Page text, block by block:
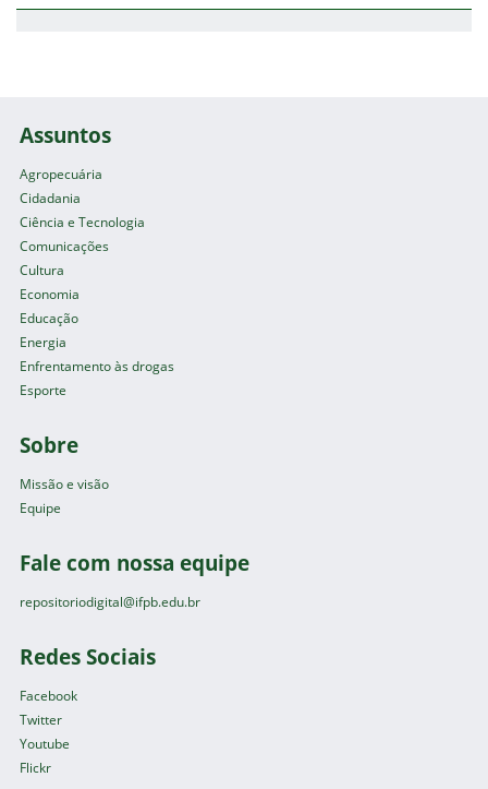
Assuntos
Agropecuária
Cidadania
Ciência e Tecnologia
Comunicações
Cultura
Economia
Educação
Energia
Enfrentamento às drogas
Esporte
Sobre
Missão e visão
Equipe
Fale com nossa equipe
repositoriodigital@ifpb.edu.br
Redes Sociais
Facebook
Twitter
Youtube
Flickr